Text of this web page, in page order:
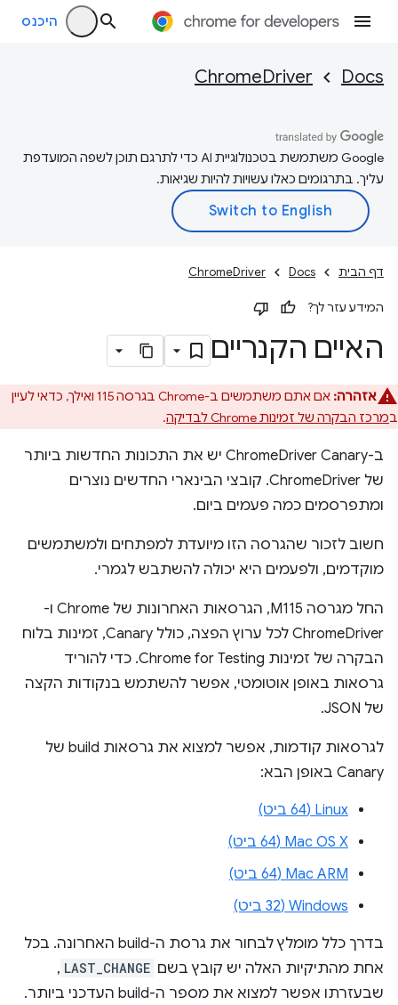
היכנס
Docs
ChromeDriver
‫Google משתמשת בטכנולוגיית AI כדי לתרגם תוכן לשפה המועדפת
עליך. בתרגומים כאלו עשויות להיות שגיאות.
דף הבית Docs
ChromeDriver
המידע עזר לך?
האיים הקנריים
אזהרה:
אם אתם משתמשים ב-Chrome בגרסה 115 ואילך, כדאי לעיין
במרכז הבקרה של זמינות Chrome לבדיקה .
ב-ChromeDriver Canary יש את התכונות החדשות ביותר
של ChromeDriver. קובצי הבינארי החדשים נוצרים
ומתפרסמים כמה פעמים ביום.
חשוב לזכור שהגרסה הזו מיועדת למפתחים ולמשתמשים
מוקדמים, ולפעמים היא יכולה להשתבש לגמרי.
החל מגרסה M115, הגרסאות האחרונות של Chrome ו-
ChromeDriver לכל ערוץ הפצה, כולל Canary, זמינות בלוח
הבקרה של זמינות Chrome for Testing. כדי להוריד
גרסאות באופן אוטומטי, אפשר להשתמש בנקודות הקצה
של JSON.
לגרסאות קודמות, אפשר למצוא את גרסאות build של
Canary באופן הבא:
Linux‏ (64 ביט)
Mac OS X‏ (64 ביט)
Mac ARM‏ (64 ביט)
Windows‏ (32 ביט)
בדרך כלל מומלץ לבחור את גרסת ה-build האחרונה. בכל
אחת מהתיקיות האלה יש קובץ בשם LAST_CHANGE
,
שבעזרתו אפשר למצוא את מספר ה-build העדכני ביותר.